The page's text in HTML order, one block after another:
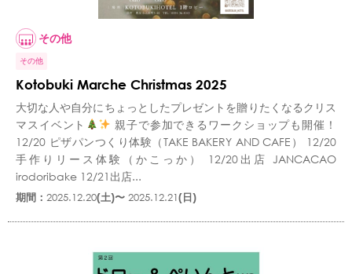
その他
その他
Kotobuki Marche Christmas 2025
大切な人や自分にちょっとしたプレゼントを贈りたくなるクリス
マスイベント
親子で参加できるワークショップも開催！
12/20 ピザパンつくり体験（TAKE BAKERY AND CAFE） 12/20
手作りリース体験（かこっか） 12/20出店 JANCACAO
irodoribake 12/21出店...
期間： 2025.12.20(土)〜 2025.12.21(日)